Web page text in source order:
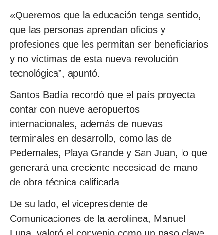
«Queremos que la educación tenga sentido,
que las personas aprendan oficios y
profesiones que les permitan ser beneficiarios
y no víctimas de esta nueva revolución
tecnológica”, apuntó.
Santos Badía recordó que el país proyecta
contar con nueve aeropuertos
internacionales, además de nuevas
terminales en desarrollo, como las de
Pedernales, Playa Grande y San Juan, lo que
generará una creciente necesidad de mano
de obra técnica calificada.
De su lado, el vicepresidente de
Comunicaciones de la aerolínea, Manuel